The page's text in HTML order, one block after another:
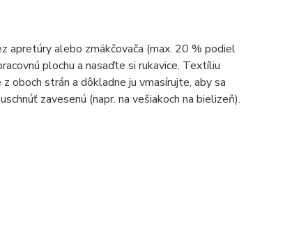
apretúry alebo zmäkčovača (max. 20 % podiel
plochu a nasaďte si rukavice. Textíliu
oboch strán a dôkladne ju vmasírujte, aby sa
zavesenú (napr. na vešiakoch na bielizeň).